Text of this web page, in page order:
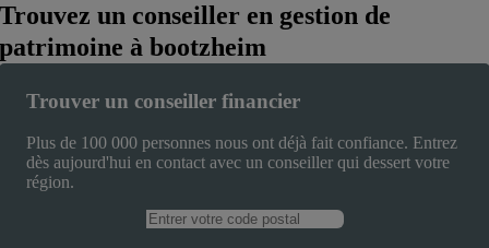
Trouvez un conseiller en gestion de
patrimoine àbootzheim
Trouver un conseiller financier
Plus de 100 000 personnes nous ont déjà fait confiance. Entrez
dès aujourd'hui en contact avec un conseiller qui dessert votre
région.